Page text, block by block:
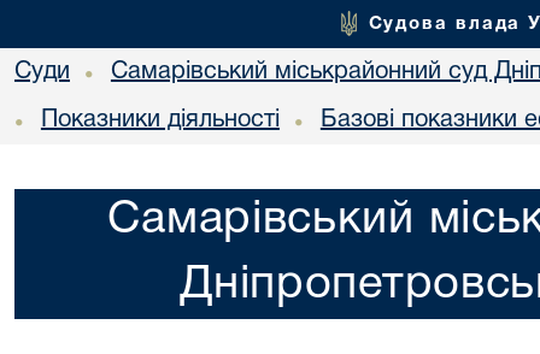
Судова влада
Суди • Самарівський міськрайонний суд
• Показники діяльності • Базові показники
Самарівський